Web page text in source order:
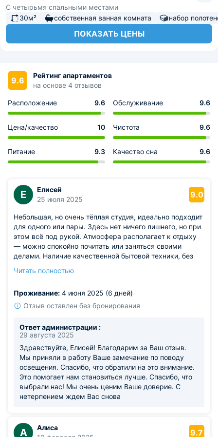
С четырьмя спальными местами
30м²
собственная ванная комната набор
ПОКАЗАТЬ ЦЕНЫ
9.6
Рейтинг апартаментов
на основе 4 отзывов
Расположение 9.6 Обслуживание 9.6
Цена/качество 10 Чистота 9.6
Питание 9.3 Качество сна 9.6
Е
Елисей
25 июля 2025
9.0
Небольшая, но очень тёплая студия, идеально подходит
для одного или пары. Здесь нет ничего лишнего, но при
этом всё под рукой. Атмосфера располагает к отдыху
— можно спокойно почитать или заняться своими
делами. Наличие качественной бытовой техники, без
ключи получили по инструкции. Территория вокруг
Из недостатков: освещение в прихожей кажется
тусклым в пасмурную погоду.
Читать полностью
Проживание: 4 июня 2025 (6 дней)
Отзыв оставлен без бронирования
Ответ администрации :
29 августа 2025
Здравствуйте, Елисей! Благодарим за Ваш отзыв.
Мы приняли в работу Ваше замечание по поводу
освещения. Спасибо, что обратили на это внимание.
Это помогает нам становиться лучше. Спасибо, что
выбрали нас! Мы очень ценим Ваше доверие. С
нетерпением ждем Вас снова
А
Алиса
9.7